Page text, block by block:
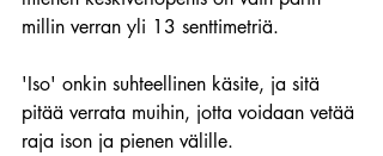
millin verran yli 13 senttimetriä.
'Iso' onkin suhteellinen käsite, ja sitä
pitää verrata muihin, jotta voidaan vetää
raja ison ja pienen välille.